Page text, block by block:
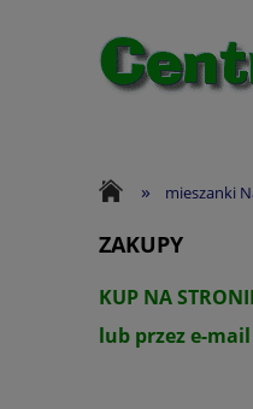
» mieszanki
ZAKUPY
KUP NA
lub przez e-mail